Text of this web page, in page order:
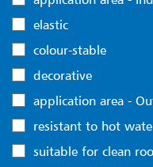
elastic
colour-stable
decorative
application area -
resistant to hot
suitable for clean